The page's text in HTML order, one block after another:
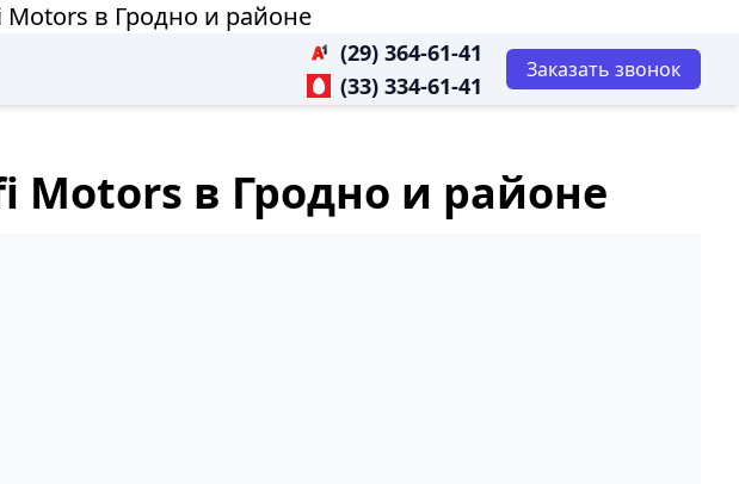
в Гродно и районе
(29) 364-61-41
(33) 334-61-41
Заказать звонок
Motors в Гродно и районе